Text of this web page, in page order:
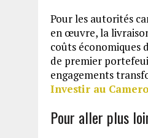
Pour les autorités
en œuvre, la
coûts économiques
de premier
engagements
Investir au
Pour aller plus